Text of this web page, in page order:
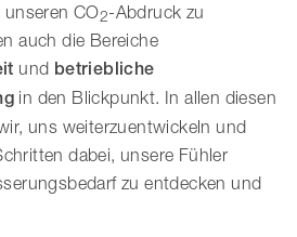
CO2-Abdruck zu
auch die Bereiche
und betriebliche
in den Blickpunkt. In allen diesen
uns weiterzuentwickeln und
dabei, unsere Fühler
zu entdecken und